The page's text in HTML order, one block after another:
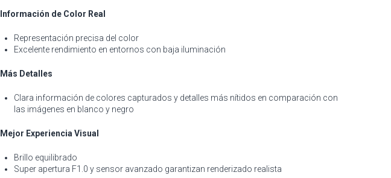
Información de Color Real
Representación precisa del color
Excelente rendimiento en entornos con baja iluminación
Más Detalles
Clara información de colores capturados y detalles más nítidos en comparación con
las imágenes en blanco y negro
Mejor Experiencia Visual
Brillo equilibrado
Super apertura F1.0 y sensor avanzado garantizan renderizado realista